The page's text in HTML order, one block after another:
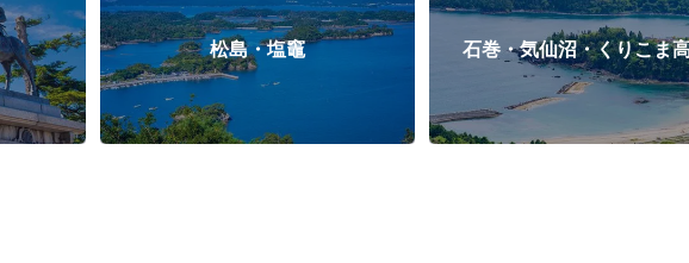
松島・塩竈 石巻・気仙沼・くりこま